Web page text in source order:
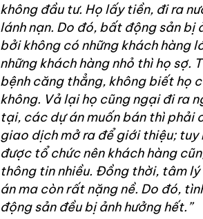
không đầu tư. Họ lấy tiền, đi ra
lánh nạn. Do đó, bất động sản bị
bởi không có những khách hàng
những khách hàng nhỏ thì họ sợ.
bệnh căng thẳng, không biết họ
không. Vả lại họ cũng ngại đi ra
tại, các dự án muốn bán thì phải
giao dịch mở ra để giới thiệu; tuy
được tổ chức nên khách hàng
thông tin nhiều. Đồng thời, tâm
án ma còn rất nặng nề. Do đó,
động sản đều bị ảnh hưởng hết.”